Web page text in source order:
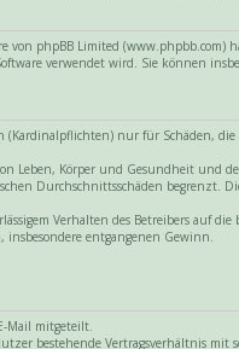
von phpBB Limited
verwendet wird. Sie können
nur für Schäden, die
Leben, Körper und Gesundheit und
Durchschnittsschäden begrenzt.
Verhalten des Betreibers auf die
entgangenen Gewinn.
Mail mitgeteilt.
bestehende Vertragsverhältnis mit